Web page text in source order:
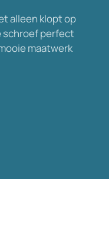
alleen klopt op
schroef perfect
maatwerk